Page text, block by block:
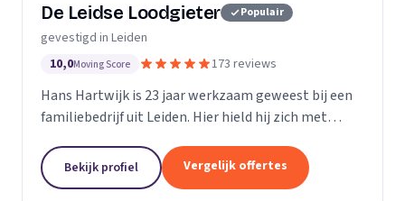
De Leidse Loodgieter Populair
gevestigd in Leiden
10,0Moving Score 173 reviews
Hans Hartwijk is 23 jaar werkzaam geweest bij een
familiebedrijf uit Leiden. Hier hield hij zich met
verder gegaan als de Leidse Loodgieter. Met de...
Bekijk profiel Vergelijk offertes